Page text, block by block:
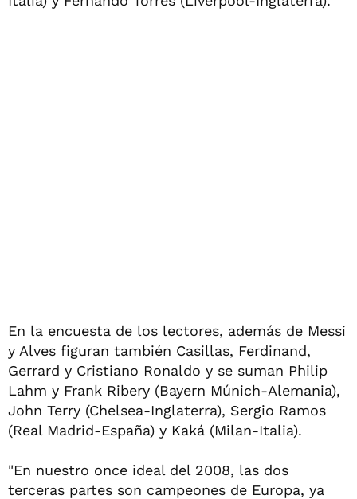
En la encuesta de los lectores, además de Messi
y Alves figuran también Casillas, Ferdinand,
Gerrard y Cristiano Ronaldo y se suman Philip
Lahm y Frank Ribery (Bayern Múnich-Alemania),
John Terry (Chelsea-Inglaterra), Sergio Ramos
(Real Madrid-España) y Kaká (Milan-Italia).
"En nuestro once ideal del 2008, las dos
terceras partes son campeones de Europa, ya